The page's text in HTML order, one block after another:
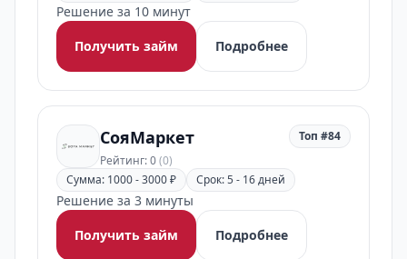
Решение за 10 минут
Получить займ
Подробнее
СояМаркет
Рейтинг: 0(0)
Топ #84
Сумма: 1000 - 3000 ₽ Срок: 5 - 16 дней
Решение за 3 минуты
Получить займ
Подробнее